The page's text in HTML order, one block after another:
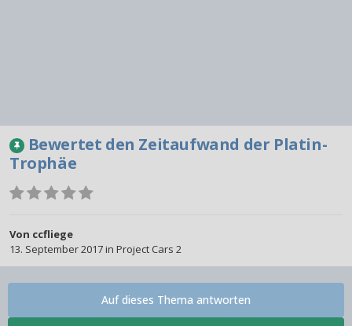
Bewertet den Zeitaufwand der Platin-
Trophäe
Von ccfliege
13. September 2017in Project Cars 2
Auf dieses Thema antworten